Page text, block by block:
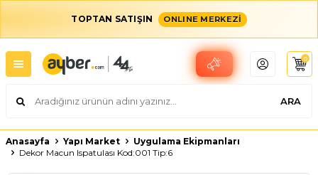
TOPTAN SATIŞIN ONLINE MERKEZİ
ARA
0
Anasayfa Yapı Market
Uygulama Ekipmanları
Dekor Macun Ispatulası Kod:001 Tip:6